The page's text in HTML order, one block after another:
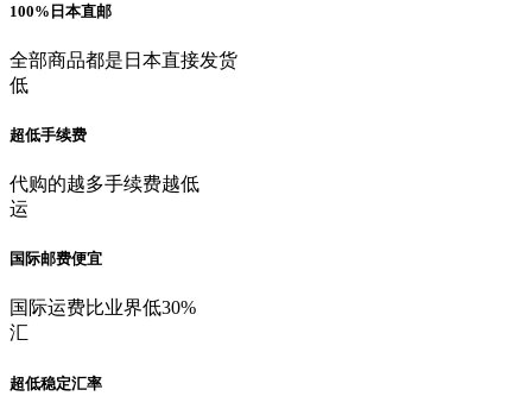
100%日本直邮
全部商品都是日本直接发货
低
超低手续费
代购的越多手续费越低
运
国际邮费便宜
国际运费比业界低30%
汇
超低稳定汇率